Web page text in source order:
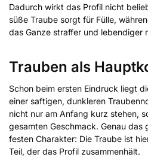
Dadurch wirkt das Profil nicht
süße Traube sorgt für Fülle,
das Ganze straffer und lebendiger
Trauben als
Schon beim ersten Eindruck liegt
einer saftigen, dunkleren
nicht nur am Anfang kurz stehen,
gesamten Geschmack. Genau das
festen Charakter: Die Traube ist
Teil, der das Profil zusammenhält.